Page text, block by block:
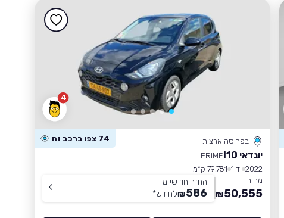
4
בפריסה ארצית 74 צפו ברכב זה
יונדאי I10
PRIME
2022 יד 1
79,781 ק״מ
מחיר
50,555
₪
החזר חודשי מ-
586
₪לחודש*